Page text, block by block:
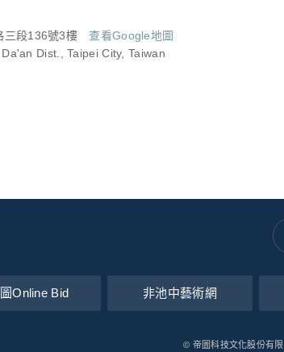
三段136號3樓查看Google地圖
Dist., Taipei City, Taiwan
Online Bid 非池中藝術網
© 帝圖科技文化股份有